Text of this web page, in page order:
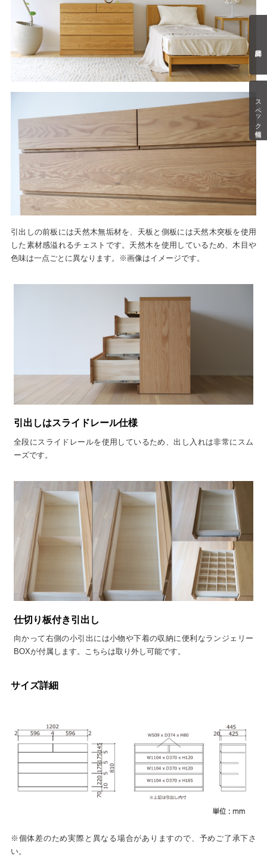
スペック情報
引出しの前板には天然木無垢材を、天板と側板には天然木突板を使用
した素材感溢れるチェストです。天然木を使用しているため、木目や
色味は一点ごとに異なります。※画像はイメージです。
引出しはスライドレール仕様
全段にスライドレールを使用しているため、出し入れは非常にスム
ーズです。
仕切り板付き引出し
向かって右側の小引出には小物や下着の収納に便利なランジェリー
BOXが付属します。こちらは取り外し可能です。
サイズ詳細
※個体差のため実際と異なる場合がありますので、予めご了承下さ
い。